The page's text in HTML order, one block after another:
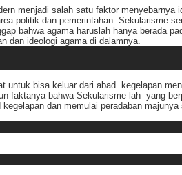
menjadi salah satu faktor
politik dan pemerintahan. Sekularisme
bahwa agama haruslah hanya berada
dan ideologi agama di dalamnya.
bisa keluar dari abad kegelapan
faktanya bahwa Sekularisme lah yang
dan memulai peradaban